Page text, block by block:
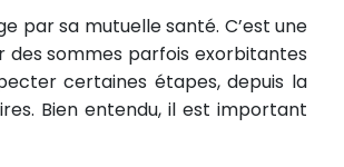
par sa mutuelle santé. C’est une
des sommes parfois exorbitantes
certaines étapes, depuis la
Bien entendu, il est important